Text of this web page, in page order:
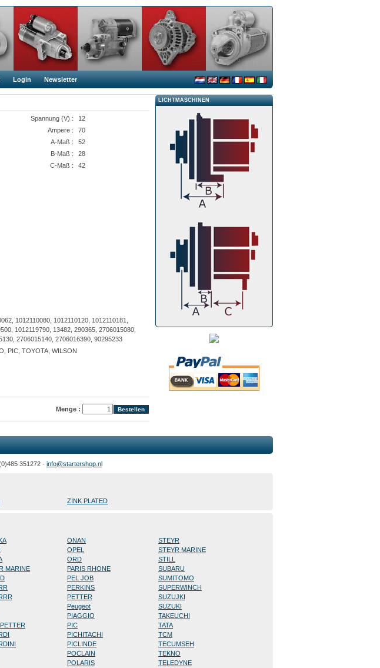
Login Newsletter
Spannung (V) :
12
Ampere :
70
A-Maß :
52
B-Maß :
28
C-Maß :
42
1012110080, 1012110120, 1012110181,
1012119790, 13482, 290365, 2706015080,
2706015140, 2706016390, 90295233
PIC, TOYOTA, WILSON
Menge :
LICHTMASCHINEN
351272 - info@startershop.nl
ZINK PLATED
MARINE
PETTER
ONAN
OPEL
ORD
PARIS RHONE
PEL JOB
PERKINS
PETTER
Peugeot
PIAGGIO
PIC
PICHITACHI
PICLINDE
POCLAIN
POLARIS
STEYR
STEYR MARINE
STILL
SUBARU
SUMITOMO
SUPERWINCH
SUZUJKI
SUZUKI
TAKEUCHI
TATA
TCM
TECUMSEH
TEKNO
TELEDYNE